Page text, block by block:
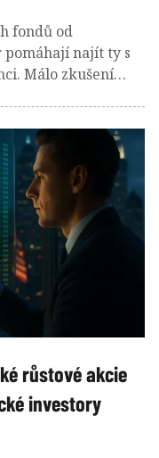
fondů od
najít ty s
Málo zkušení
identifikovat silné a
fondové
automatické
Obdobné
u ETF, kde
na často
růstové akcie
investory